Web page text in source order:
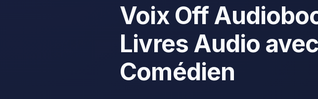
Voix Off
Livres Audio
Comédien